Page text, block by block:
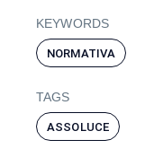
KEYWORDS
NORMATIVA
TAGS
ASSOLUCE